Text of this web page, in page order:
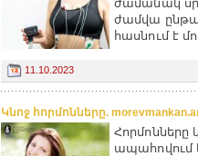
ժամանակ
ժամվա
հասնում է
11.10.2023
Կնոջ հորմոնները.
Հորմոնները
ապահովում